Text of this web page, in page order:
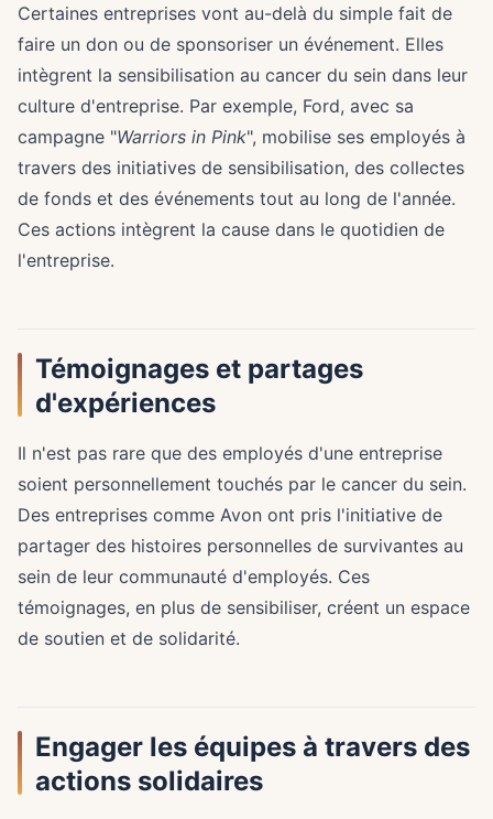
Certaines entreprises vont au-delà du simple fait de
faire un don ou de sponsoriser un événement. Elles
intègrent la sensibilisation au cancer du sein dans leur
culture d'entreprise. Par exemple, Ford, avec sa
campagne "Warriors in Pink", mobilise ses employés à
travers des initiatives de sensibilisation, des collectes
de fonds et des événements tout au long de l'année.
Ces actions intègrent la cause dans le quotidien de
l'entreprise.
Témoignages et partages
d'expériences
Il n'est pas rare que des employés d'une entreprise
soient personnellement touchés par le cancer du sein.
Des entreprises comme Avon ont pris l'initiative de
partager des histoires personnelles de survivantes au
sein de leur communauté d'employés. Ces
témoignages, en plus de sensibiliser, créent un espace
de soutien et de solidarité.
Engager les équipes à travers des
actions solidaires